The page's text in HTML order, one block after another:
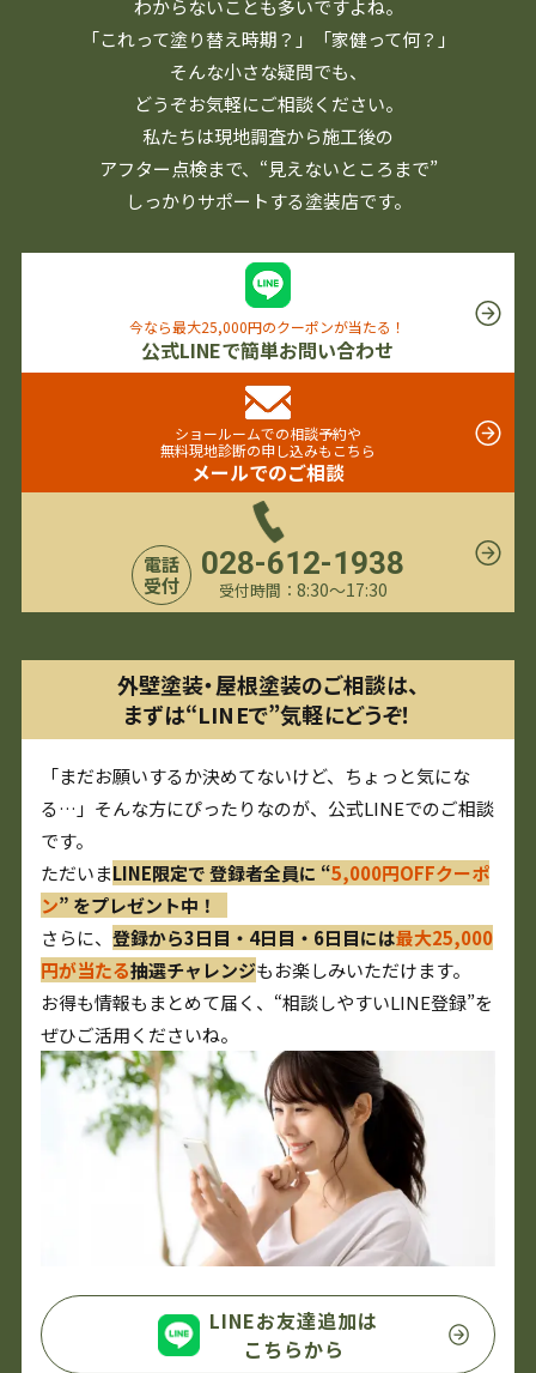
わからないことも多いですよね。
「これって塗り替え時期？」「家健って何？」
そんな小さな疑問でも、
どうぞお気軽にご相談ください。
私たちは現地調査から施工後の
アフター点検まで、 “見えないところまで”
しっかりサポートする塗装店です。
今なら最大25,000円のクーポンが当たる！
公式LINEで簡単お問い合わせ
ショールームでの相談予約や
無料現地診断の申し込みもこちら
メールでのご相談
電話
受付
028-612-1938
受付時間： 8:30〜17:30
外壁塗装・屋根塗装のご相談は、
まずは“LINEで”気軽にどうぞ！
「まだお願いするか決めてないけど、ちょっと気にな
る…」そんな方にぴったりなのが、公式LINEでのご相談
です。
ただいまLINE限定で 登録者全員に “5,000円OFFクーポ
ン” をプレゼント中！
さらに、登録から3日目・4日目・6日目には最大25,000
円が当たる抽選チャレンジもお楽しみいただけます。
お得も情報もまとめて届く、“相談しやすいLINE登録”を
ぜひご活用くださいね。
LINEお友達追加は
こちらから